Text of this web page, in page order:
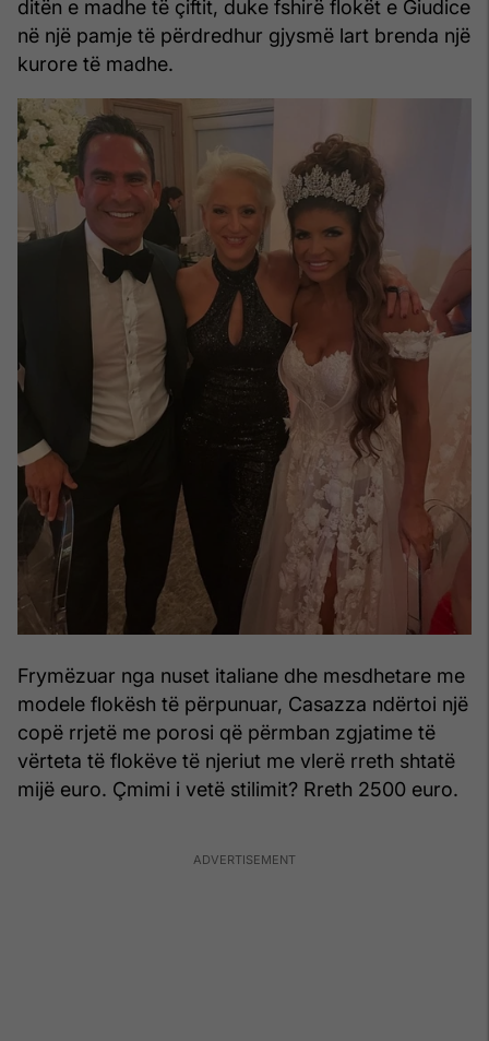
ditën e madhe të çiftit, duke fshirë flokët e Giudice
në një pamje të përdredhur gjysmë lart brenda një
kurore të madhe.
Frymëzuar nga nuset italiane dhe mesdhetare me
modele flokësh të përpunuar, Casazza ndërtoi një
copë rrjetë me porosi që përmban zgjatime të
vërteta të flokëve të njeriut me vlerë rreth shtatë
mijë euro. Çmimi i vetë stilimit? Rreth 2500 euro.